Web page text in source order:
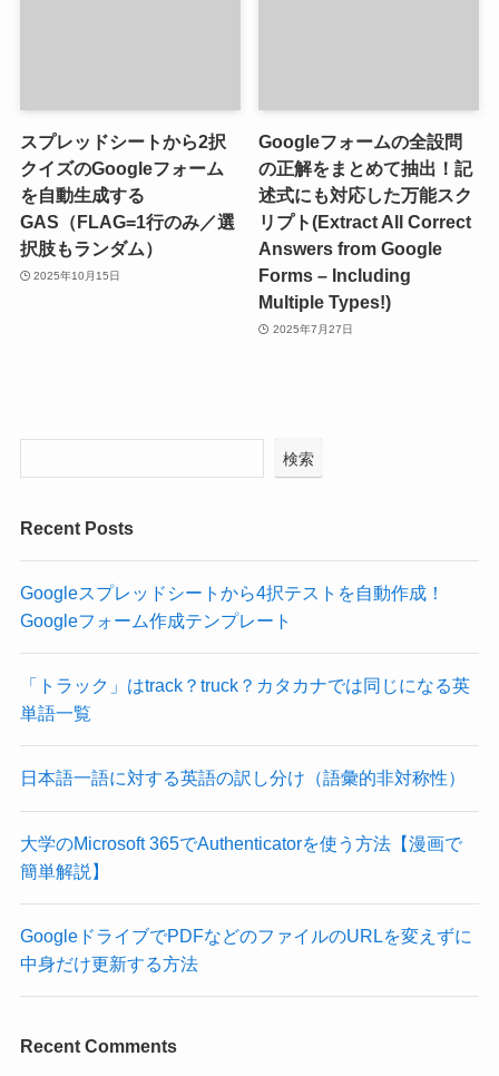
スプレッドシートから2択
クイズのGoogleフォーム
を自動生成する
GAS（FLAG=1行のみ／選
択肢もランダム）
2025年10月15日
Googleフォームの全設問
の正解をまとめて抽出！記
述式にも対応した万能スク
リプト(Extract All Correct
Answers from Google
Forms – Including
Multiple Types!)
2025年7月27日
検索
Recent Posts
Googleスプレッドシートから4択テストを自動作成！
Googleフォーム作成テンプレート
「トラック」はtrack？truck？カタカナでは同じになる英
単語一覧
日本語一語に対する英語の訳し分け（語彙的非対称性）
大学のMicrosoft 365でAuthenticatorを使う方法【漫画で
簡単解説】
GoogleドライブでPDFなどのファイルのURLを変えずに
中身だけ更新する方法
Recent Comments